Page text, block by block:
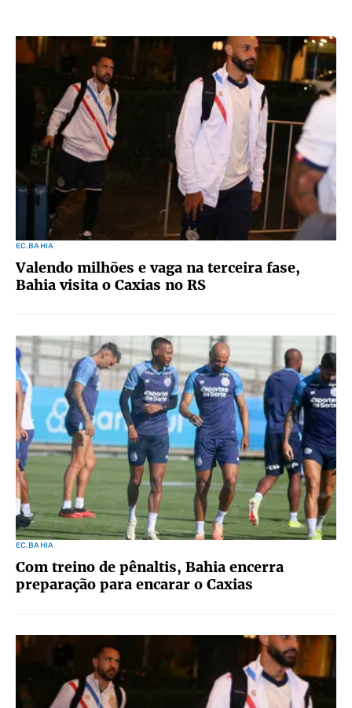
EC.BAHIA
Valendo milhões e vaga na terceira fase,
Bahia visita o Caxias no RS
EC.BAHIA
Com treino de pênaltis, Bahia encerra
preparação para encarar o Caxias